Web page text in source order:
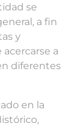
se
a fin
y
a
diferentes
en la